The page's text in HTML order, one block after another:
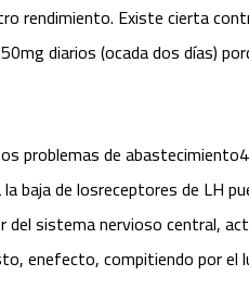
rendimiento. Existe cierta
diarios (ocada dos días)
problemas de
baja de losreceptores de LH
del sistema nervioso central,
enefecto, compitiendo por el